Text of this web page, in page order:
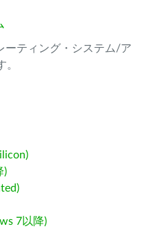
ーティング・システム/ア
。
)
7以降)